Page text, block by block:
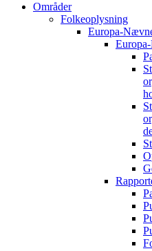
Områder
Folkeoplysning
Europa-